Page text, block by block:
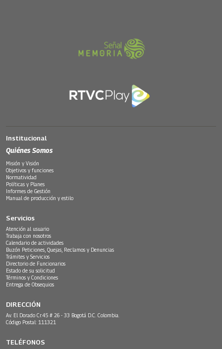
Institucional
Quiénes Somos
Misión y Visión
Objetivos y funciones
Normatividad
Políticas y Planes
Informes de Gestión
Manual de producción y estilo
Servicios
Atención al usuario
Trabaja con nosotros
Calendario de actividades
Buzón Peticiones, Quejas, Reclamos y Denuncias
Trámites y Servicios
Directorio de Funcionarios
Estado de su solicitud
Términos y Condiciones
Entrega de Obsequios
DIRECCIÓN
Av. El Dorado Cr.45 # 26 - 33 Bogotá D.C. Colombia.
Código Postal: 111321
TELÉFONOS